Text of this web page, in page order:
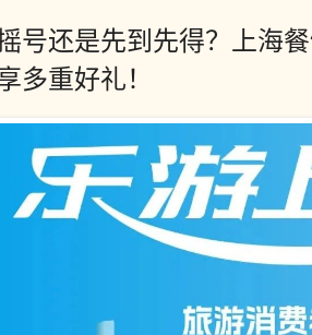
号还是先到先得？上海
多重好礼！